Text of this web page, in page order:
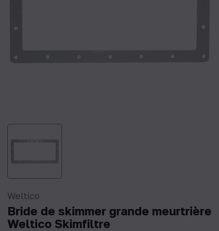
Weltico
Bride de skimmer grande meurtrière
Weltico Skimfiltre